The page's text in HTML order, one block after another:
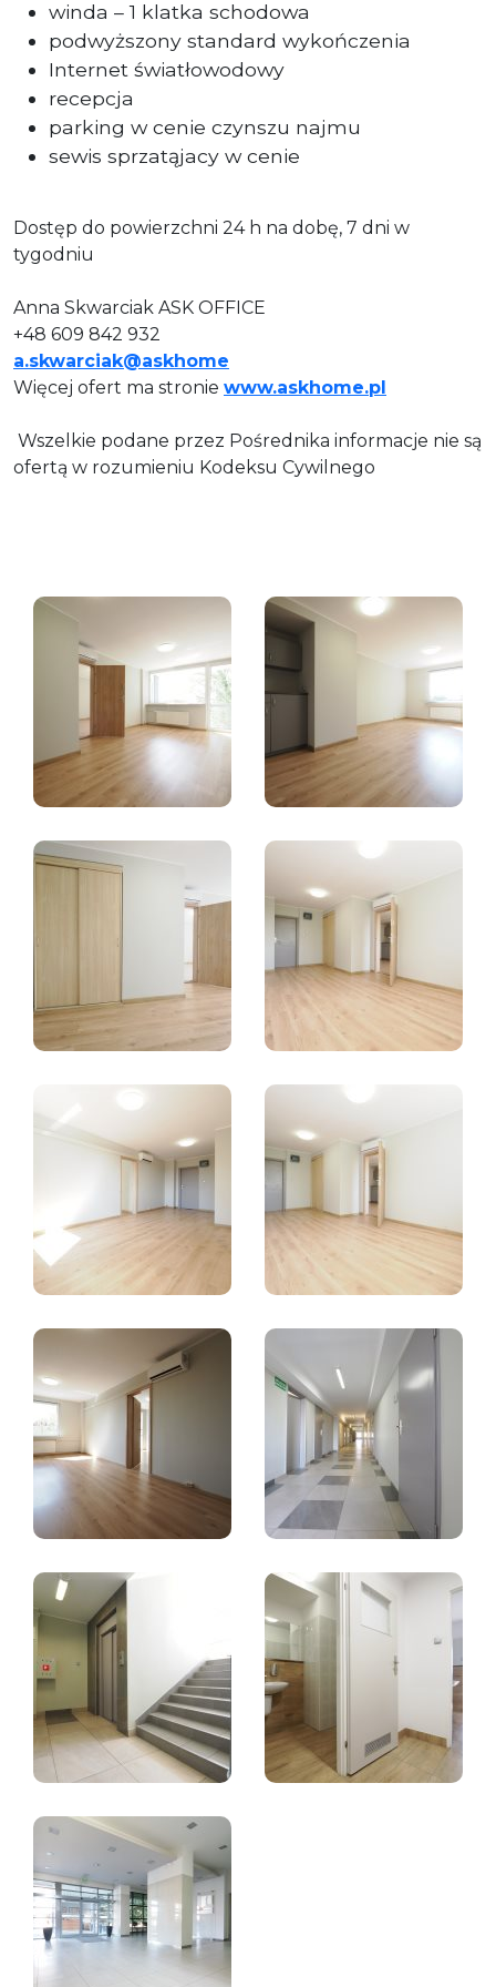
winda – 1 klatka schodowa
podwyższony standard wykończenia
Internet światłowodowy
recepcja
parking w cenie czynszu najmu
sewis sprzatąjacy w cenie
Dostęp do powierzchni 24 h na dobę, 7 dni w
tygodniu
Anna Skwarciak ASK OFFICE
+48 609 842 932
a.skwarciak@askhome
Więcej ofert ma stronie www.askhome.pl
Wszelkie podane przez Pośrednika informacje nie są
ofertą w rozumieniu Kodeksu Cywilnego